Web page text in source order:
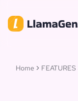
Home FEATURES